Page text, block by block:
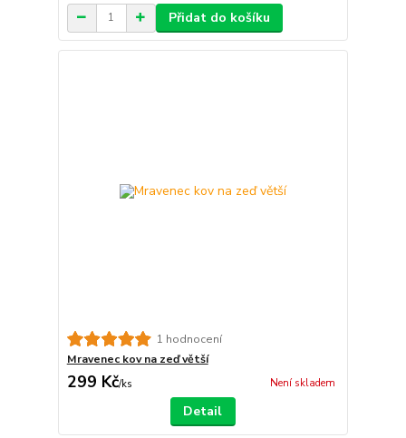
Přidat do košíku
1 hodnocení
Mravenec kov na zeď větší
299 Kč/ks Není skladem
Detail